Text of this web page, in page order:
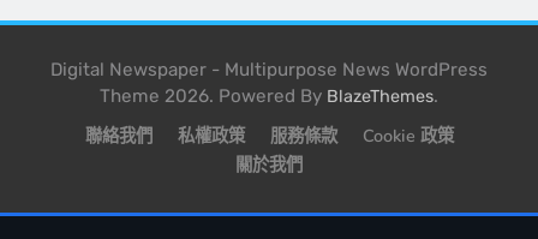
Digital Newspaper - Multipurpose News WordPress
Theme 2026. Powered By BlazeThemes.
聯絡我們 私權政策 服務條款
Cookie 政策
關於我們